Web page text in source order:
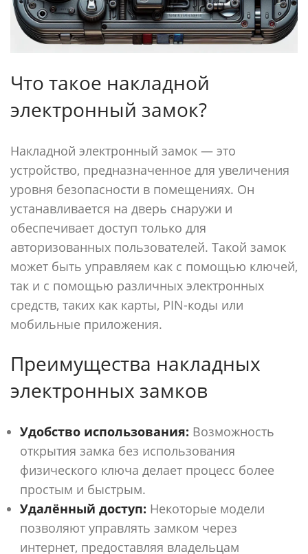
Что такое накладной
электронный замок?
Накладной электронный замок — это
устройство, предназначенное для увеличения
уровня безопасности в помещениях. Он
устанавливается на дверь снаружи и
обеспечивает доступ только для
авторизованных пользователей. Такой замок
может быть управляем как с помощью ключей,
так и с помощью различных электронных
средств, таких как карты, PIN-коды или
мобильные приложения.
Преимущества накладных
электронных замков
Удобство использования: Возможность
открытия замка без использования
физического ключа делает процесс более
простым и быстрым.
Удалённый доступ: Некоторые модели
позволяют управлять замком через
интернет, предоставляя владельцам